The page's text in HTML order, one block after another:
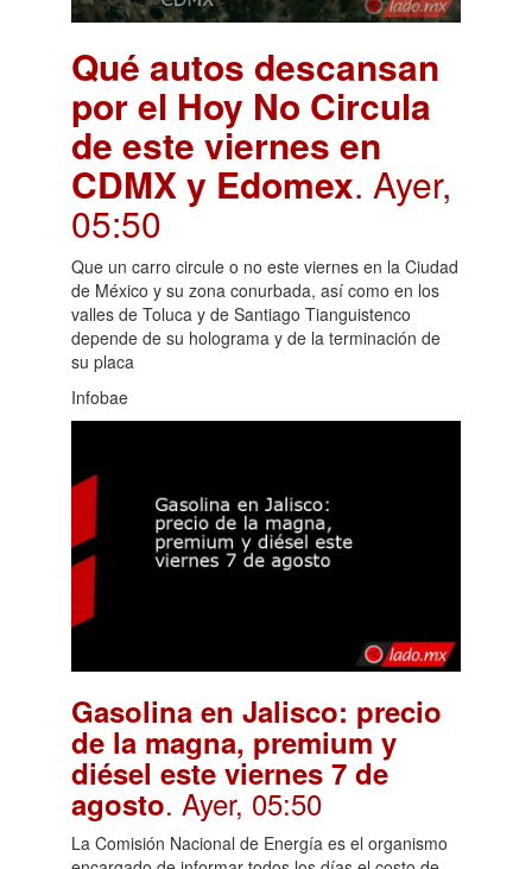
Qué autos descansan
por el Hoy No Circula
de este viernes en
CDMX y Edomex. Ayer,
05:50
Que un carro circule o no este viernes en la Ciudad
de México y su zona conurbada, así como en los
valles de Toluca y de Santiago Tianguistenco
depende de su holograma y de la terminación de
su placa
Infobae
Gasolina en Jalisco: precio
de la magna, premium y
diésel este viernes 7 de
agosto. Ayer, 05:50
La Comisión Nacional de Energía es el organismo